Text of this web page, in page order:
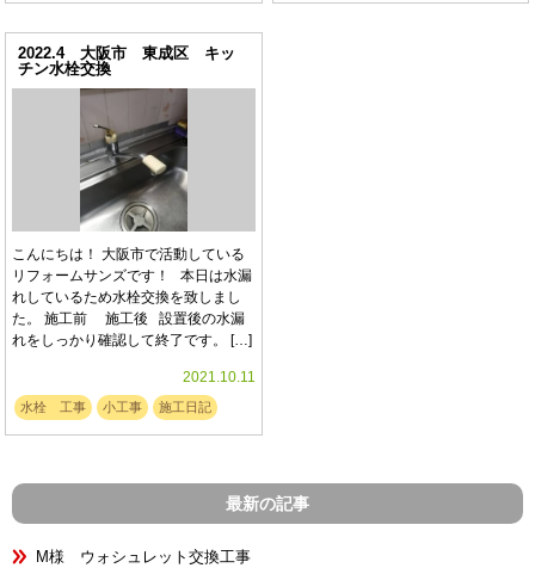
2022.4 大阪市 東成区 キッ
チン水栓交換
こんにちは！ 大阪市で活動している
リフォームサンズです！ 本日は水漏
れしているため水栓交換を致しまし
た。 施工前 施工後 設置後の水漏
れをしっかり確認して終了です。 […]
2021.10.11
水栓 工事 小工事 施工日記
最新の記事
M様 ウォシュレット交換工事